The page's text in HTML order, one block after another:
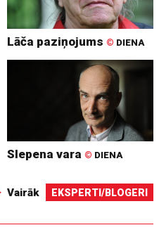
Lāča paziņojums © DIENA
Slepena vara © DIENA
Vairāk EKSPERTI/BLOGERI